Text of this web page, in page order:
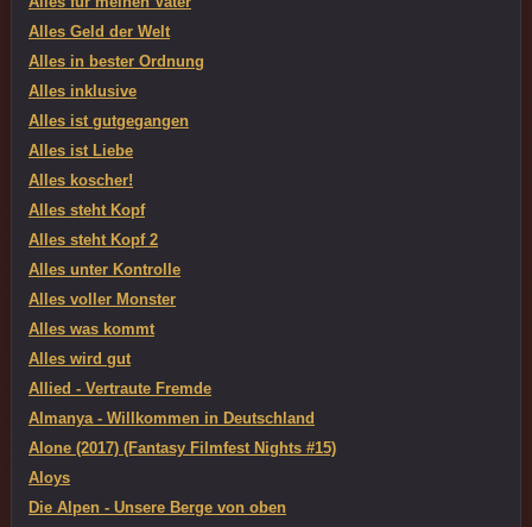
Alles Geld der Welt
Alles in bester Ordnung
Alles inklusive
Alles ist gutgegangen
Alles ist Liebe
Alles koscher!
Alles steht Kopf
Alles steht Kopf 2
Alles unter Kontrolle
Alles voller Monster
Alles was kommt
Alles wird gut
Allied - Vertraute Fremde
Almanya - Willkommen in Deutschland
Alone (2017) (Fantasy Filmfest Nights #15)
Aloys
Die Alpen - Unsere Berge von oben